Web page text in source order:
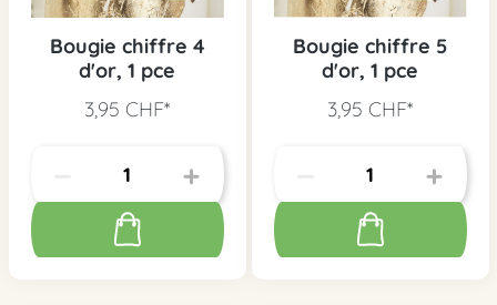
Bougie chiffre 4
d'or, 1 pce
3,95 CHF*
Bougie chiffre 5
d'or, 1 pce
3,95 CHF*